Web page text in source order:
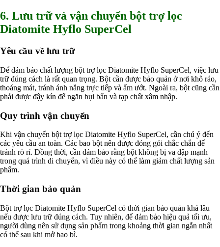
6. Lưu trữ và vận chuyển bột trợ lọc
Diatomite Hyflo SuperCel
Yêu cầu về lưu trữ
Để đảm bảo chất lượng bột trợ lọc Diatomite Hyflo SuperCel, việc lưu
trữ đúng cách là rất quan trọng. Bột cần được bảo quản ở nơi khô ráo,
thoáng mát, tránh ánh nắng trực tiếp và ẩm ướt. Ngoài ra, bột cũng cần
phải được đậy kín để ngăn bụi bẩn và tạp chất xâm nhập.
Quy trình vận chuyển
Khi vận chuyển bột trợ lọc Diatomite Hyflo SuperCel, cần chú ý đến
các yêu cầu an toàn. Các bao bột nên được đóng gói chắc chắn để
tránh rò rỉ. Đồng thời, cần đảm bảo rằng bột không bị va đập mạnh
trong quá trình di chuyển, vì điều này có thể làm giảm chất lượng sản
phẩm.
Thời gian bảo quản
Bột trợ lọc Diatomite Hyflo SuperCel có thời gian bảo quản khá lâu
nếu được lưu trữ đúng cách. Tuy nhiên, để đảm bảo hiệu quả tối ưu,
người dùng nên sử dụng sản phẩm trong khoảng thời gian ngắn nhất
có thể sau khi mở bao bì.